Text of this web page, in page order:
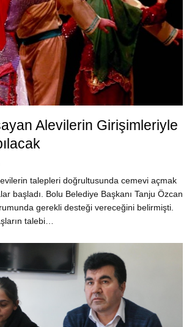
Alevilerin Girişimleriyle
talepleri doğrultusunda cemevi açmak
başladı. Bolu Belediye Başkanı Tanju Özcan
gerekli desteği vereceğini belirmişti.
talebi…